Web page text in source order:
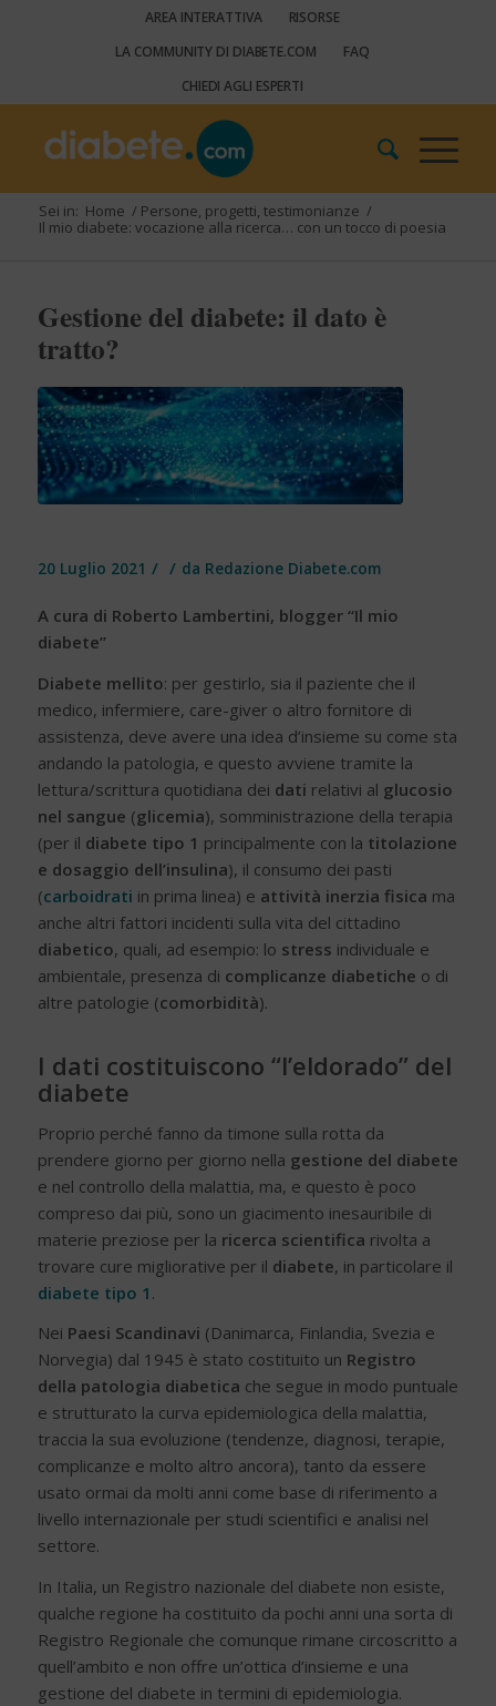
AREA INTERATTIVA
RISORSE
LA COMMUNITY DI DIABETE.COM
FAQ
CHIEDI AGLI ESPERTI
Sei in: Home / Persone, progetti, testimonianze /
Il mio diabete: vocazione alla ricerca… con un tocco di poesia
Gestione del diabete: il dato è
tratto?
20 Luglio 2021 / / da Redazione Diabete.com
A cura di Roberto Lambertini, blogger “Il mio
diabete”
Diabete mellito: per gestirlo, sia il paziente che il
medico, infermiere, care-giver o altro fornitore di
assistenza, deve avere una idea d’insieme su come sta
andando la patologia, e questo avviene tramite la
lettura/scrittura quotidiana dei dati relativi al glucosio
nel sangue (glicemia), somministrazione della terapia
(per il diabete tipo 1 principalmente con la titolazione
e dosaggio dell’insulina), il consumo dei pasti
(carboidrati in prima linea) e attività inerzia fisica ma
anche altri fattori incidenti sulla vita del cittadino
diabetico, quali, ad esempio: lo stress individuale e
ambientale, presenza di complicanze diabetiche o di
altre patologie (comorbidità).
I dati costituiscono “l’eldorado” del
diabete
Proprio perché fanno da timone sulla rotta da
prendere giorno per giorno nella gestione del diabete
e nel controllo della malattia, ma, e questo è poco
compreso dai più, sono un giacimento inesauribile di
materie preziose per la ricerca scientifica rivolta a
trovare cure migliorative per il diabete, in particolare il
diabete tipo 1 .
Nei Paesi Scandinavi (Danimarca, Finlandia, Svezia e
Norvegia) dal 1945 è stato costituito un Registro
della patologia diabetica che segue in modo puntuale
e strutturato la curva epidemiologica della malattia,
traccia la sua evoluzione (tendenze, diagnosi, terapie,
complicanze e molto altro ancora), tanto da essere
usato ormai da molti anni come base di riferimento a
livello internazionale per studi scientifici e analisi nel
settore.
In Italia, un Registro nazionale del diabete non esiste,
qualche regione ha costituito da pochi anni una sorta di
Registro Regionale che comunque rimane circoscritto a
quell’ambito e non offre un’ottica d’insieme e una
gestione del diabete in termini di epidemiologia.